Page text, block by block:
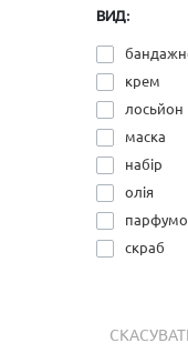
ВИД:
крем
лосьйон
маска
набір
олія
скраб